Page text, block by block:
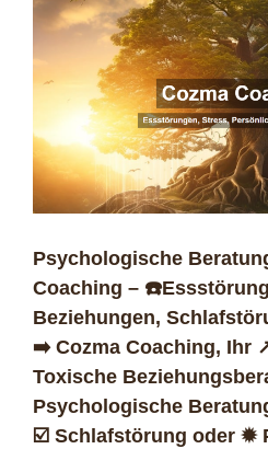
Psychologische
Coaching –
Beziehungen,
➡️ Cozma Coaching, Ihr
Toxische
Psychologische
☑️ Schlafstörung oder ✹